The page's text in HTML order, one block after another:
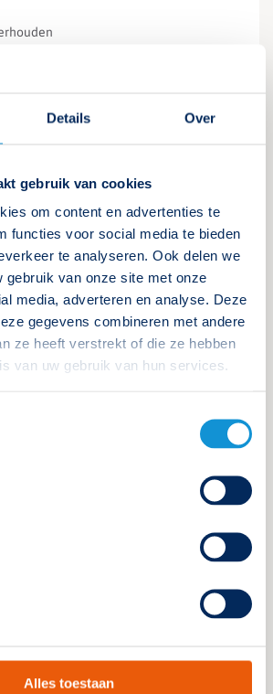
Details Over
gebruik van cookies
om content en advertenties te
functies voor social media te bieden
te analyseren. Ook delen we
gebruik van onze site met onze
media, adverteren en analyse. Deze
gegevens combineren met andere
ze heeft verstrekt of die ze hebben
van uw gebruik van hun services.
Alles toestaan
of een
visuele controle. Lees hier wat je
ik accu’s vervangen?
vervangen worden.